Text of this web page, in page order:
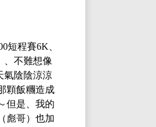
短程賽6K、
、不難想像
氣陰陰涼涼
顆飯糰造成
但是、我的
彪哥）也加